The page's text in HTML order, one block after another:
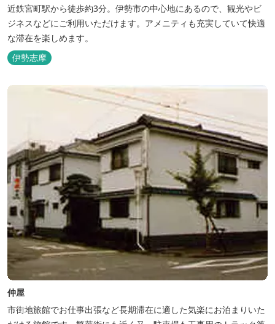
近鉄宮町駅から徒歩約3分。伊勢市の中心地にあるので、観光やビ
ジネスなどにご利用いただけます。アメニティも充実していて快適
な滞在を楽しめます。
伊勢志摩
仲屋
市街地旅館でお仕事出張など長期滞在に適した気楽にお泊まりいた